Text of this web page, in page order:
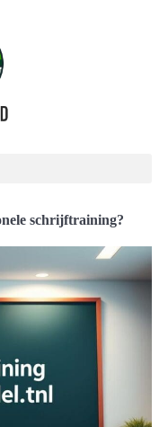
schrijftraining?